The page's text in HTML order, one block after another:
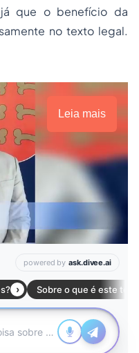
já que o benefício da
no texto legal.
Leia mais